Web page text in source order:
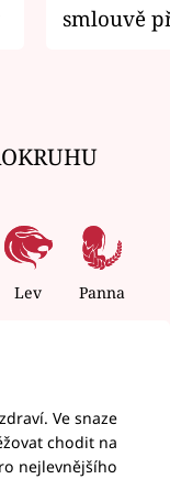
smlouvě
Lev Panna
Ve snaze
chodit na
nejlevnějšího